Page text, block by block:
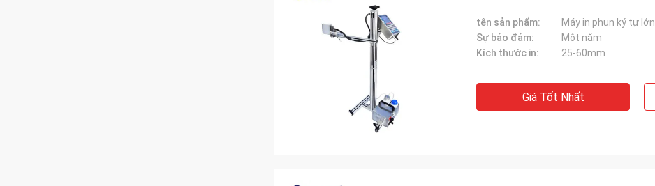
tên sản phẩm:
Máy in phun ký tự lớn
Sự bảo đảm:
Một năm
Kích thước in:
25-60mm
Giá Tốt Nhất